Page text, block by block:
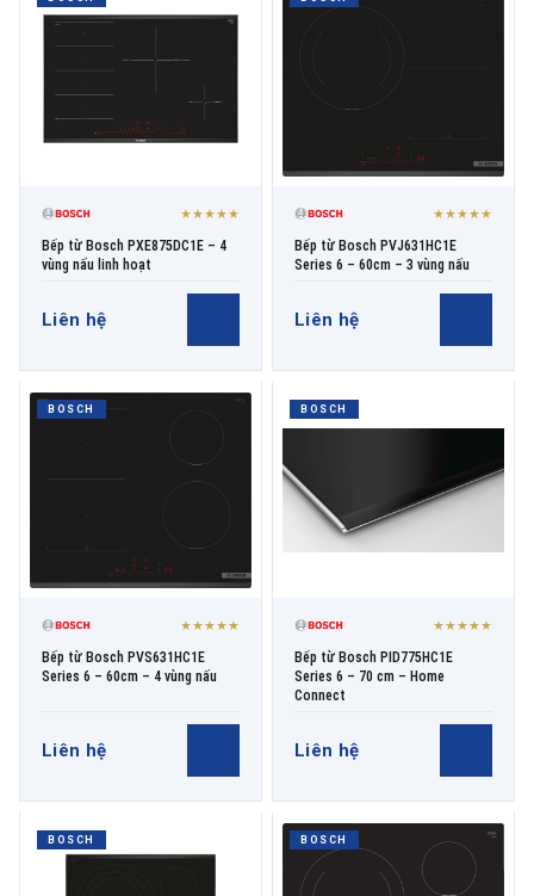
→ GỬI YÊU CẦU BÁO GIÁ
★★★★★
Bếp từ Bosch PXE875DC1E – 4
vùng nấu linh hoạt
Liên hệ
★★★★★
Bếp từ Bosch PVJ631HC1E
Series 6 – 60cm – 3 vùng nấu
Liên hệ
BOSCH
★★★★★
Bếp từ Bosch PVS631HC1E
Series 6 – 60cm – 4 vùng nấu
Liên hệ
BOSCH
★★★★★
Bếp từ Bosch PID775HC1E
Series 6 – 70 cm – Home
Connect
Liên hệ
BOSCH BOSCH